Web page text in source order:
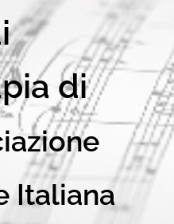
di
Italiana